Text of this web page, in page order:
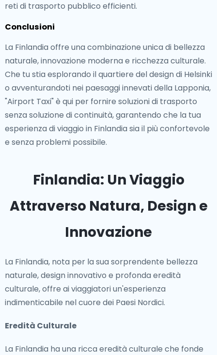
reti di trasporto pubblico efficienti.
Conclusioni
La Finlandia offre una combinazione unica di bellezza
naturale, innovazione moderna e ricchezza culturale.
Che tu stia esplorando il quartiere del design di Helsinki
o avventurandoti nei paesaggi innevati della Lapponia,
"Airport Taxi" è qui per fornire soluzioni di trasporto
senza soluzione di continuità, garantendo che la tua
esperienza di viaggio in Finlandia sia il più confortevole
e senza problemi possibile.
Finlandia: Un Viaggio
Attraverso Natura, Design e
Innovazione
La Finlandia, nota per la sua sorprendente bellezza
naturale, design innovativo e profonda eredità
culturale, offre ai viaggiatori un'esperienza
indimenticabile nel cuore dei Paesi Nordici.
Eredità Culturale
La Finlandia ha una ricca eredità culturale che fonde